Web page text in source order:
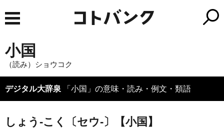
小国
（読み）ショウコク
デジタル大辞泉 「小国」の意味・読み・例文・類語
しょう‐こく〔セウ‐〕【小国】